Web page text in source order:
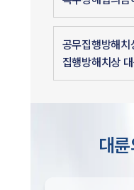
공무집행방해
집행방해치상
대